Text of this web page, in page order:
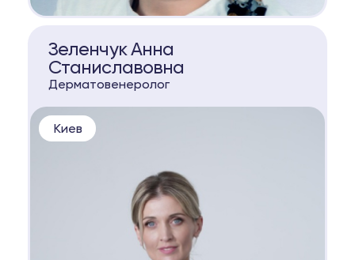
Зеленчук Анна
Станиславовна
Дерматовенеролог
Киев